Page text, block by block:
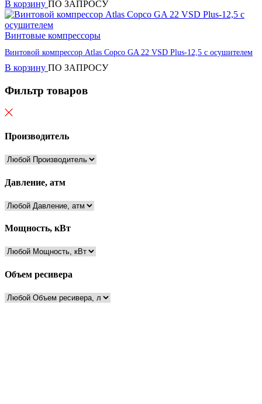
В корзину ПО ЗАПРОСУ
Винтовые компрессоры
Винтовой компрессор Atlas Copco GA 22 VSD Plus-12,5 с осушителем
В корзину ПО ЗАПРОСУ
Фильтр товаров
Производитель
Давление, атм
Мощность, кВт
Объем ресивера